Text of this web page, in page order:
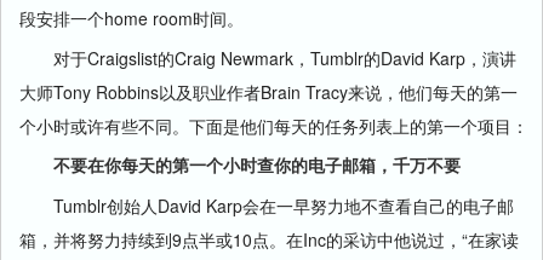
段安排一个home room时间。
对于Craigslist的Craig Newmark，Tumblr的David Karp，演讲
大师Tony Robbins以及职业作者Brain Tracy来说，他们每天的第一
个小时或许有些不同。下面是他们每天的任务列表上的第一个项目：
不要在你每天的第一个小时查你的电子邮箱，千万不要
Tumblr创始人David Karp会在一早努力地不查看自己的电子邮
箱，并将努力持续到9点半或10点。在Inc的采访中他说过，“在家读